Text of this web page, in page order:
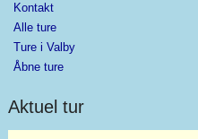
Kontakt
Alle ture
Ture i Valby
Åbne ture
Aktuel tur